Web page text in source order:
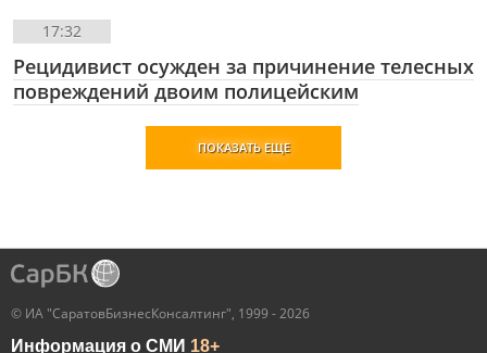
17:32
Рецидивист осужден за причинение телесных
повреждений двоим полицейским
ПОКАЗАТЬ ЕЩЕ
© ИА "СаратовБизнесКонсалтинг", 1999 - 2026
Информация о СМИ 18+